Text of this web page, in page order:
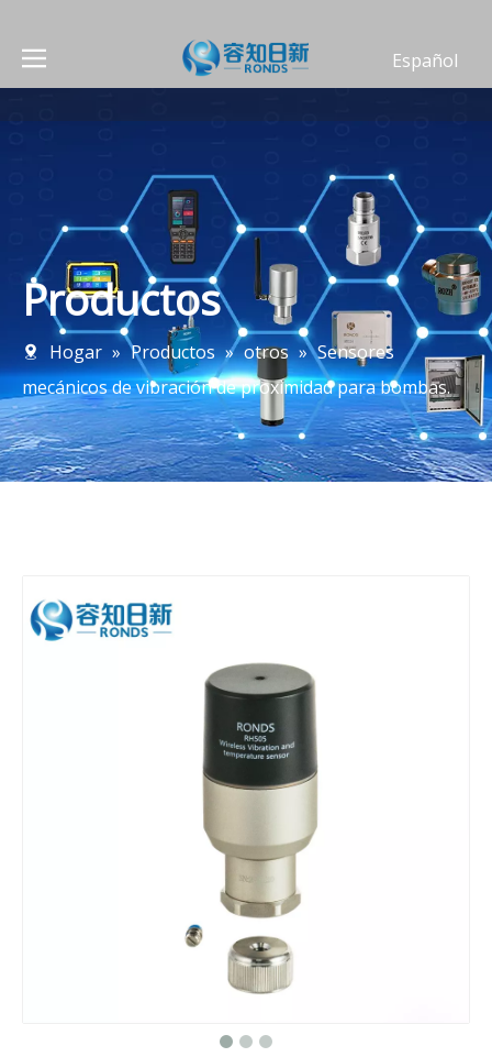
Español
العربية
Deutsch
Français
English
简体中文
Productos
Hogar » Productos » otros » Sensores
mecánicos de vibración de proximidad para bombas.